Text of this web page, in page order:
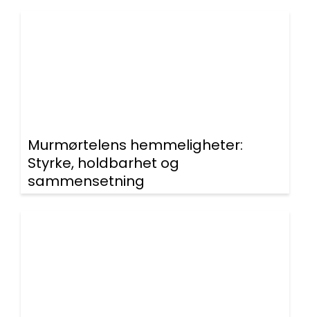
Murmørtelens hemmeligheter:
Styrke, holdbarhet og
sammensetning